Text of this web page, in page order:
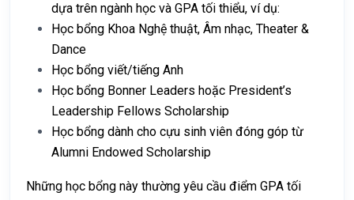
dựa trên ngành học và GPA tối thiểu, ví dụ:
Học bổng Khoa Nghệ thuật, Âm nhạc, Theater &
Dance
Học bổng viết/tiếng Anh
Học bổng Bonner Leaders hoặc President’s
Leadership Fellows Scholarship
Học bổng dành cho cựu sinh viên đóng góp từ
Alumni Endowed Scholarship
Những học bổng này thường yêu cầu điểm GPA tối